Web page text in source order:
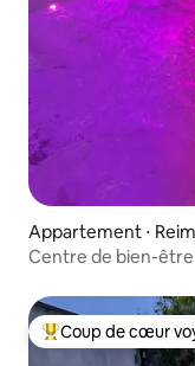
Appartement ⋅
Centre de bien-être
Coups de cœur
Coup de cœur